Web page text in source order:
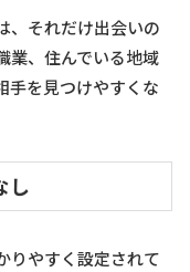
、それだけ出会いの
業、住んでいる地域
手を見つけやすくな
し
りやすく設定されて